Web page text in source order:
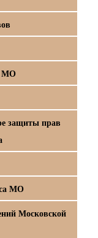
МО
защиты прав
МО
Московской